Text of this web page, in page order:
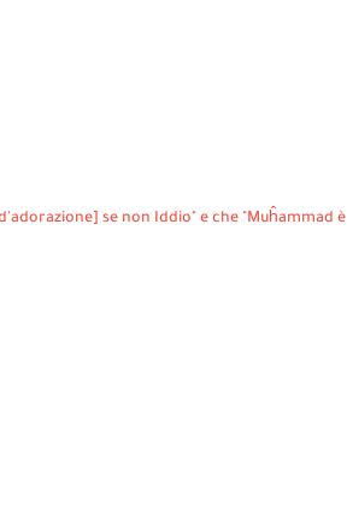
se non Iddio" e che "Muĥammad è